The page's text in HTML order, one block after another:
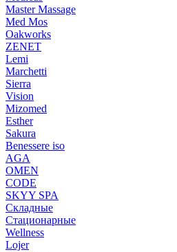
Master Massage
Med Mos
Oakworks
ZENET
Lemi
Marchetti
Sierra
Vision
Mizomed
Esther
Sakura
Benessere iso
AGA
OMEN
CODE
SKYY SPA
Складные
Стационарные
Wellness
Lojer